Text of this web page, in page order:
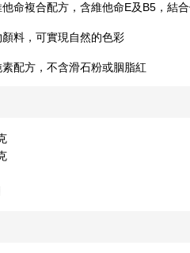
他命複合配方，含維他命E及B5，結
顏料，可實現自然的色彩
配方，不含滑石粉或胭脂紅